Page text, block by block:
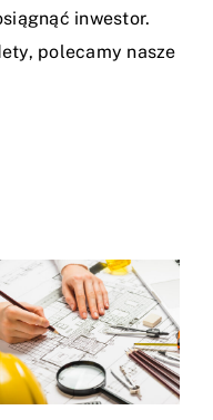
inwestor.
polecamy nasze